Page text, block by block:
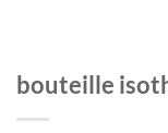
bouteille